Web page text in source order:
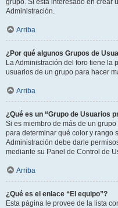
grupo. Si está interesado en crear
Administración.
Arriba
¿Por qué algunos Grupos de
La Administración del foro tiene la
usuarios de un grupo para hacer
Arriba
¿Qué es un “Grupo de Usuarios
Si es miembro de más de un
para determinar qué color y rango
Administración debe darle
mediante su Panel de Control de
Arriba
¿Qué es el enlace “El equipo”?
Esta página le provee de la lista